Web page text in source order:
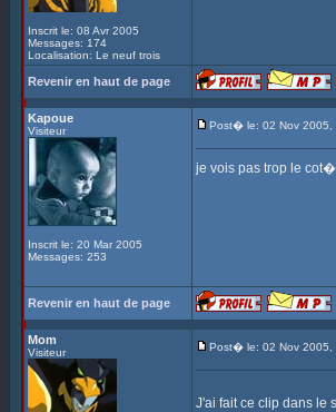
Inscrit le: 08 Avr 2005
Messages: 174
Localisation: Le neuf trois
Revenir en haut de page
Kapoue
Visiteur
Inscrit le: 20 Mar 2005
Messages: 253
Post� le: 02 Nov 2005,
je vois pas trop le
Revenir en haut de page
Mom
Visiteur Post� le: 02 Nov 2005,
J'ai fait ce clip dans le